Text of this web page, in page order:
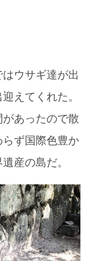
ウサギ達が出
えてくれた。
あったので散
ず国際色豊か
産の島だ。